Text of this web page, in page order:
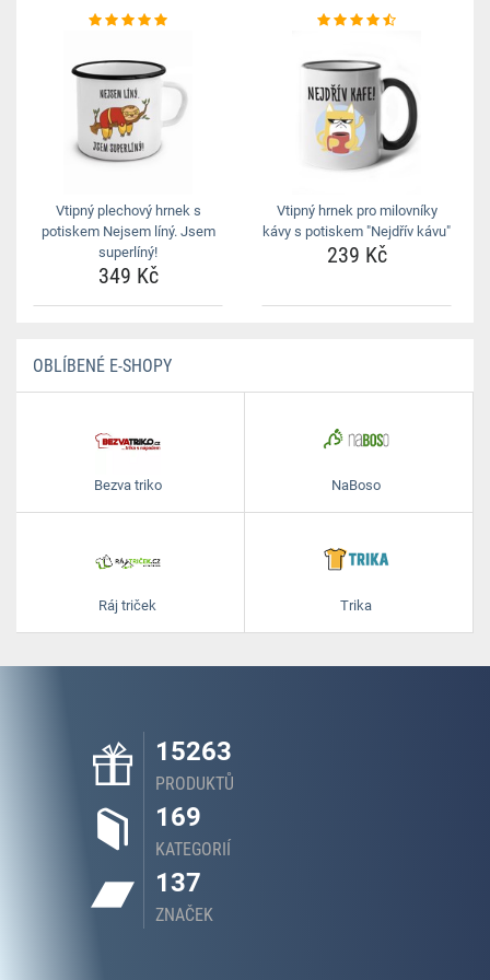
Vtipný plechový hrnek s
potiskem Nejsem líný. Jsem
superlíný!
349 Kč
Vtipný hrnek pro milovníky
kávy s potiskem "Nejdřív kávu"
239 Kč
OBLÍBENÉ E-SHOPY
Bezva triko NaBoso
Ráj triček Trika
15263
PRODUKTŮ
169
KATEGORIÍ
137
ZNAČEK